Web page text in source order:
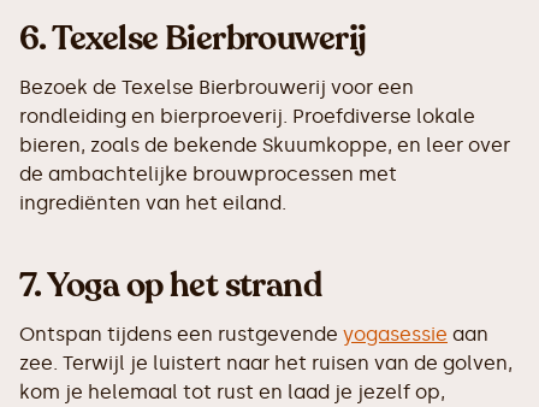
6. Texelse Bierbrouwerij
Bezoek de Texelse Bierbrouwerij voor een
rondleiding en bierproeverij. Proefdiverse lokale
bieren, zoals de bekende Skuumkoppe, en leer over
de ambachtelijke brouwprocessen met
ingrediënten van het eiland.
7. Yoga op het strand
Ontspan tijdens een rustgevende yogasessie aan
zee. Terwijl je luistert naar het ruisen van de golven,
kom je helemaal tot rust en laad je jezelf op,